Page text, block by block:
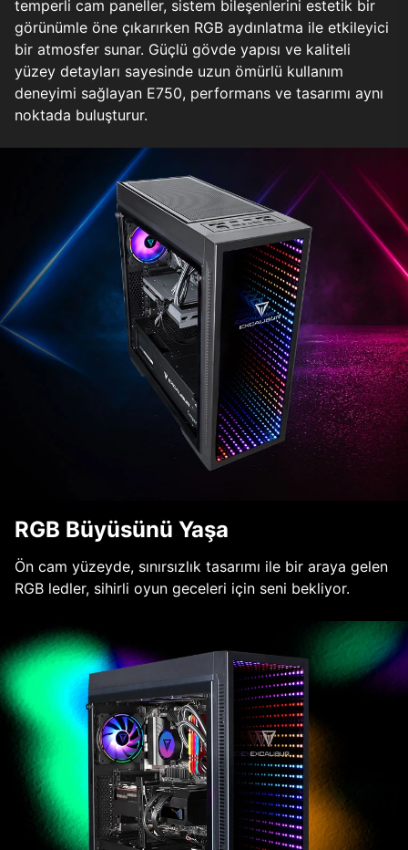
temperli cam paneller, sistem bileşenlerini estetik bir
görünümle öne çıkarırken RGB aydınlatma ile etkileyici
bir atmosfer sunar. Güçlü gövde yapısı ve kaliteli
yüzey detayları sayesinde uzun ömürlü kullanım
deneyimi sağlayan E750, performans ve tasarımı aynı
noktada buluşturur.
RGB Büyüsünü Yaşa
Ön cam yüzeyde, sınırsızlık tasarımı ile bir araya gelen
RGB ledler, sihirli oyun geceleri için seni bekliyor.